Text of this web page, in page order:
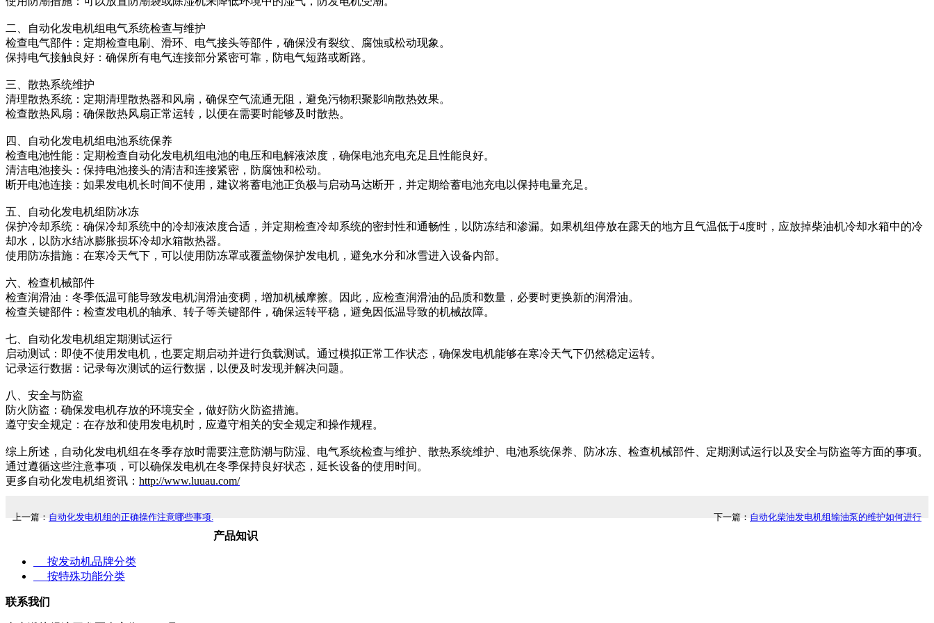
二、自动化发电机组电气系统检查与维护
检查电气部件：定期检查电刷、滑环、电气接头等部件，确保没有裂纹、腐蚀或松动现象。
保持电气接触良好：确保所有电气连接部分紧密可靠，防电气短路或断路。
三、散热系统维护
清理散热系统：定期清理散热器和风扇，确保空气流通无阻，避免污物积聚影响散热效果。
检查散热风扇：确保散热风扇正常运转，以便在需要时能够及时散热。
四、自动化发电机组电池系统保养
检查电池性能：定期检查自动化发电机组电池的电压和电解液浓度，确保电池充电充足且性能良好。
清洁电池接头：保持电池接头的清洁和连接紧密，防腐蚀和松动。
断开电池连接：如果发电机长时间不使用，建议将蓄电池正负极与启动马达断开，并定期给蓄电池充电以保持电量充足。
五、自动化发电机组防冰冻
保护冷却系统：确保冷却系统中的冷却液浓度合适，并定期检查冷却系统的密封性和通畅性，以防冻结和渗漏。如果机组停放在露天的地方且气温低于4度时，应放掉柴油机冷却水箱中的冷
却水，以防水结冰膨胀损坏冷却水箱散热器。
使用防冻措施：在寒冷天气下，可以使用防冻罩或覆盖物保护发电机，避免水分和冰雪进入设备内部。
六、检查机械部件
检查润滑油：冬季低温可能导致发电机润滑油变稠，增加机械摩擦。因此，应检查润滑油的品质和数量，必要时更换新的润滑油。
检查关键部件：检查发电机的轴承、转子等关键部件，确保运转平稳，避免因低温导致的机械故障。
七、自动化发电机组定期测试运行
启动测试：即使不使用发电机，也要定期启动并进行负载测试。通过模拟正常工作状态，确保发电机能够在寒冷天气下仍然稳定运转。
记录运行数据：记录每次测试的运行数据，以便及时发现并解决问题。
八、安全与防盗
防火防盗：确保发电机存放的环境安全，做好防火防盗措施。
遵守安全规定：在存放和使用发电机时，应遵守相关的安全规定和操作规程。
综上所述，自动化发电机组在冬季存放时需要注意防潮与防湿、电气系统检查与维护、散热系统维护、电池系统保养、防冰冻、检查机械部件、定期测试运行以及安全与防盗等方面的事项。
通过遵循这些注意事项，可以确保发电机在冬季保持良好状态，延长设备的使用时间。
更多自动化发电机组资讯： http://www.luuau.com/
上一篇： 自动化发电机组的正确操作注意哪些事项. 下一篇： 自动化柴油发电机组输油泵的维护如何进行
产品知识
按发动机品牌分类
按特殊功能分类
联系我们